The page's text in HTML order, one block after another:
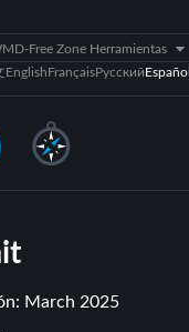
Free Zone Herramientas
EnglishFrançaisРусскийEspañol
: March 2025